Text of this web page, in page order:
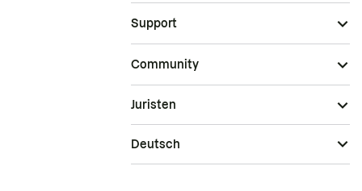
Support
Community
Juristen
Deutsch